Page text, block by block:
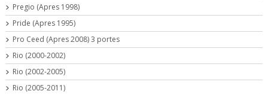
Pregio (Apres 1998)
Pride (Apres 1995)
Pro Ceed (Apres 2008) 3 portes
Rio (2000-2002)
Rio (2002-2005)
Rio (2005-2011)